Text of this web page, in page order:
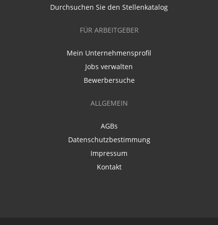
Durchsuchen Sie den Stellenkatalog
FÜR ARBEITGEBER
Mein Unternehmensprofil
Jobs verwalten
Bewerbersuche
ALLGEMEIN
AGBs
Datenschutzbestimmung
Impressum
Kontakt